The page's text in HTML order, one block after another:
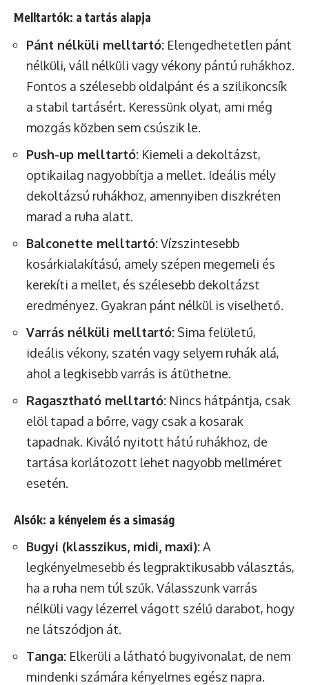
Melltartók: a tartás alapja
Pánt nélküli melltartó: Elengedhetetlen pánt
nélküli, váll nélküli vagy vékony pántú ruhákhoz.
Fontos a szélesebb oldalpánt és a szilikoncsík
a stabil tartásért. Keressünk olyat, ami még
mozgás közben sem csúszik le.
Push-up melltartó: Kiemeli a dekoltázst,
optikailag nagyobbítja a mellet. Ideális mély
dekoltázsú ruhákhoz, amennyiben diszkréten
marad a ruha alatt.
Balconette melltartó:Vízszintesebb
kosárkialakítású, amely szépen megemeli és
kerekíti a mellet, és szélesebb dekoltázst
eredményez. Gyakran pánt nélkül is viselhető.
Varrás nélküli melltartó: Sima felületű,
ideális vékony, szatén vagy selyem ruhák alá,
ahol a legkisebb varrás is átüthetne.
Ragasztható melltartó: Nincs hátpántja, csak
elöl tapad a bőrre, vagy csak a kosarak
tapadnak. Kiváló nyitott hátú ruhákhoz, de
tartása korlátozott lehet nagyobb mellméret
esetén.
Alsók: a kényelem és a simaság
Bugyi (klasszikus, midi, maxi):A
legkényelmesebb és legpraktikusabb választás,
ha a ruha nem túl szűk. Válasszunk varrás
nélküli vagy lézerrel vágott szélű darabot, hogy
ne látszódjon át.
Tanga: Elkerüli a látható bugyivonalat, de nem
mindenki számára kényelmes egész napra.